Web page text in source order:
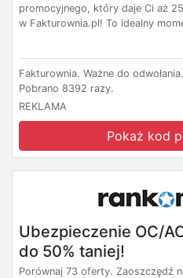
promocyjnego, który daje Ci aż
w Fakturownia.pl! To idealny
Fakturownia. Ważne do odwołania.
Pobrano 8392 razy.
REKLAMA
Pokaż kod
Ubezpieczenie OC/
do 50% taniej!
Porównaj 73 oferty. Zaoszczędź